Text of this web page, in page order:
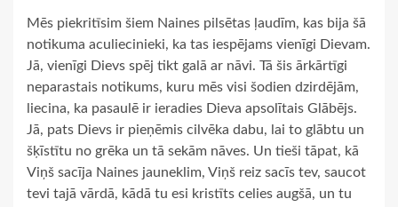
Mēs piekritīsim šiem Naines pilsētas ļaudīm, kas bija šā
notikuma aculiecinieki, ka tas iespējams vienīgi Dievam.
Jā, vienīgi Dievs spēj tikt galā ar nāvi. Tā šis ārkārtīgi
neparastais notikums, kuru mēs visi šodien dzirdējām,
liecina, ka pasaulē ir ieradies Dieva apsolītais Glābējs.
Jā, pats Dievs ir pieņēmis cilvēka dabu, lai to glābtu un
šķīstītu no grēka un tā sekām nāves. Un tieši tāpat, kā
Viņš sacīja Naines jauneklim, Viņš reiz sacīs tev, saucot
tevi tajā vārdā, kādā tu esi kristīts celies augšā, un tu